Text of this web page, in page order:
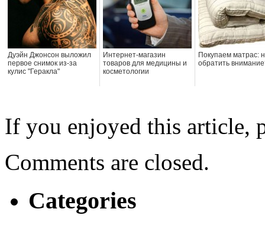
Дуэйн Джонсон выложил
первое снимок из-за
кулис "Геракла"
Интернет-магазин
товаров для медицины и
косметологии
Покупаем матрас:
обратить
If you enjoyed this article,
Comments are closed.
Categories